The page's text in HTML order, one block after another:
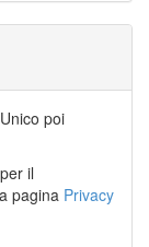
poi
il
pagina Privacy